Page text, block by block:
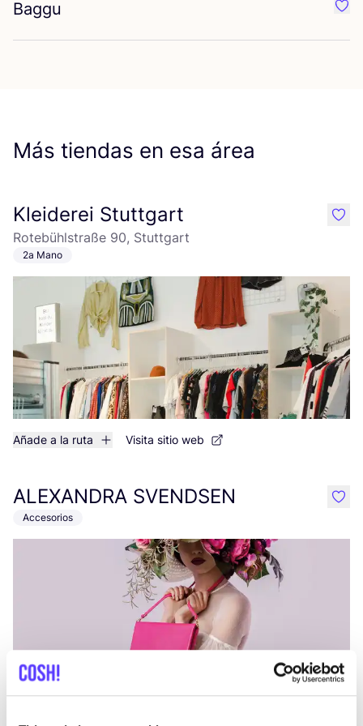
Baggu
Más tiendas en esa área
Kleiderei Stuttgart
Rotebühlstraße 90, Stuttgart
2a Mano
Añade a la ruta Visita sitio web
like
ALEXANDRA SVENDSEN
Accesorios
like